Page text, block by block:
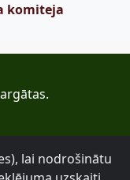
komiteja
lai nodrošinātu